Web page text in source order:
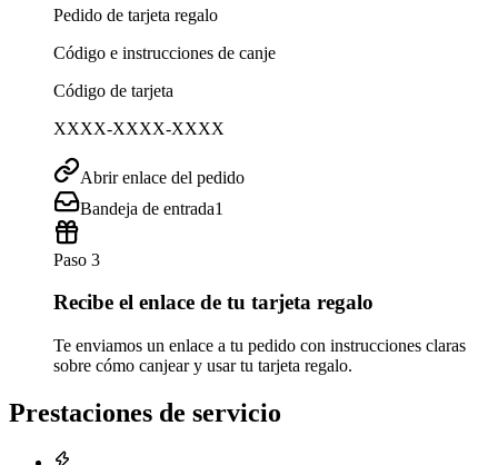
Pedido de tarjeta regalo
Código e instrucciones de canje
Código de tarjeta
XXXX-XXXX-XXXX
Abrir enlace del pedido
Bandeja de entrada1
Paso 3
Recibe el enlace de tu tarjeta regalo
Te enviamos un enlace a tu pedido con instrucciones claras
sobre cómo canjear y usar tu tarjeta regalo.
Prestaciones de servicio